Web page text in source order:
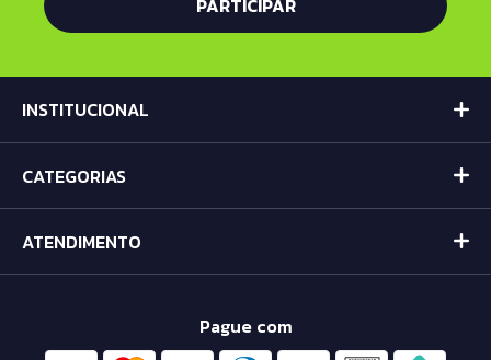
INSTITUCIONAL
CATEGORIAS
ATENDIMENTO
Pague com